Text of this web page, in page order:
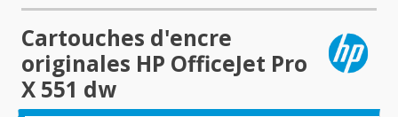
Cartouches d'encre
originales HP OfficeJet Pro
X 551 dw